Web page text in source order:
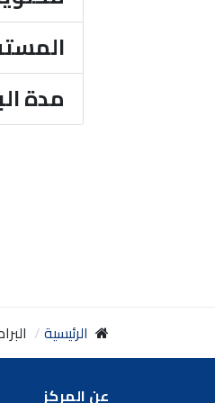
مدة
الرئيسية
عن المركز